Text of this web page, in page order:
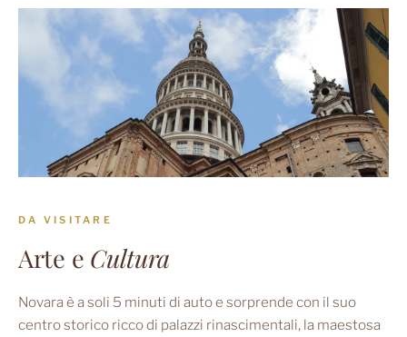
DA VISITARE
Arte e Cultura
Novara è a soli 5 minuti di auto e sorprende con il suo
centro storico ricco di palazzi rinascimentali, la maestosa